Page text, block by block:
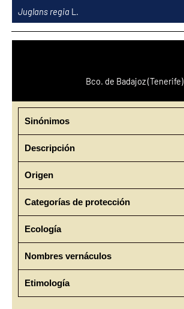
contenido
Juglans regia L.
Bco. de Badajoz (Tenerife)
Sinónimos
Descripción
Origen
Categorías de protección
Ecología
Nombres vernáculos
Etimología